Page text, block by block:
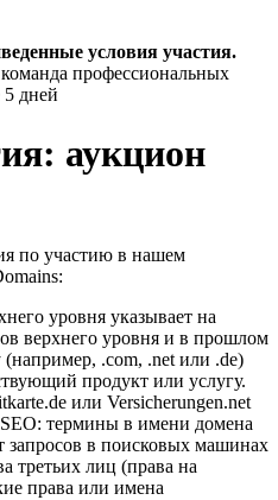
условия участия.
профессиональных
5 дней
аукцион
по участию в нашем
уровня указывает на
верхнего уровня и в прошлом
.com, .net или .de)
продукт или услугу.
или Versicherungen.net
термины в имени домена
в поисковых машинах
третьих лиц (права на
права или имена